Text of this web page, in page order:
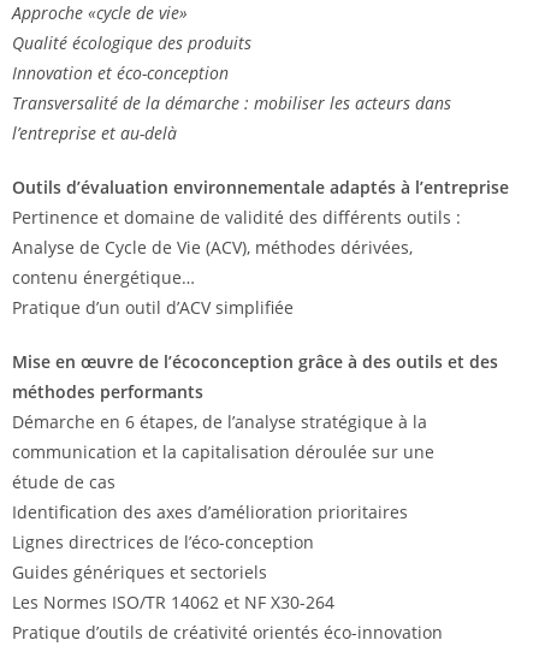
Approche «cycle de vie»
Qualité écologique des produits
Innovation et éco-conception
Transversalité de la démarche : mobiliser les acteurs dans
l’entreprise et au-delà
Outils d’évaluation environnementale adaptés à l’entreprise
Pertinence et domaine de validité des différents outils :
Analyse de Cycle de Vie (ACV), méthodes dérivées,
contenu énergétique…
Pratique d’un outil d’ACV simplifiée
Mise en œuvre de l’écoconception grâce à des outils et des
méthodes performants
Démarche en 6 étapes, de l’analyse stratégique à la
communication et la capitalisation déroulée sur une
étude de cas
Identification des axes d’amélioration prioritaires
Lignes directrices de l’éco-conception
Guides génériques et sectoriels
Les Normes ISO/TR 14062 et NF X30-264
Pratique d’outils de créativité orientés éco-innovation